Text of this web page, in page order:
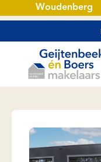
Woudenberg